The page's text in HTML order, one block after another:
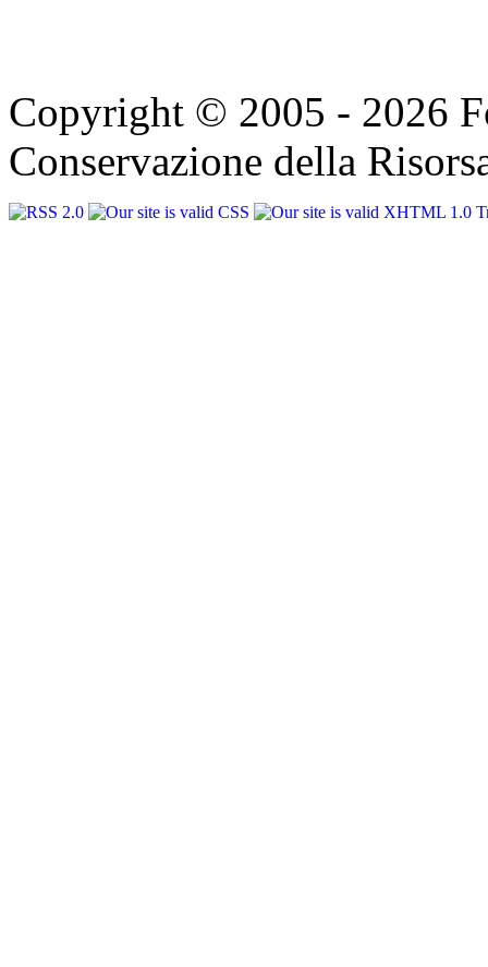
Copyright © 2005 - 2026
Conservazione della